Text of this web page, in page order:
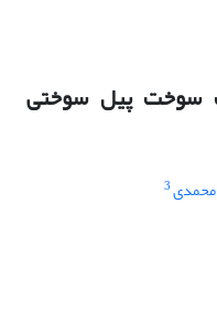
سوخت پیل سوختی
3